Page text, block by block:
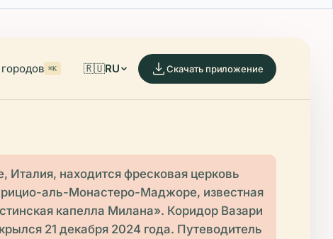
⌘K 🇷🇺RU Скачать приложение
Италия, находится фресковая церковь
аль-Монастеро-Маджоре, известная
капелла Милана». Коридор Вазари
21 декабря 2024 года. Путеводитель